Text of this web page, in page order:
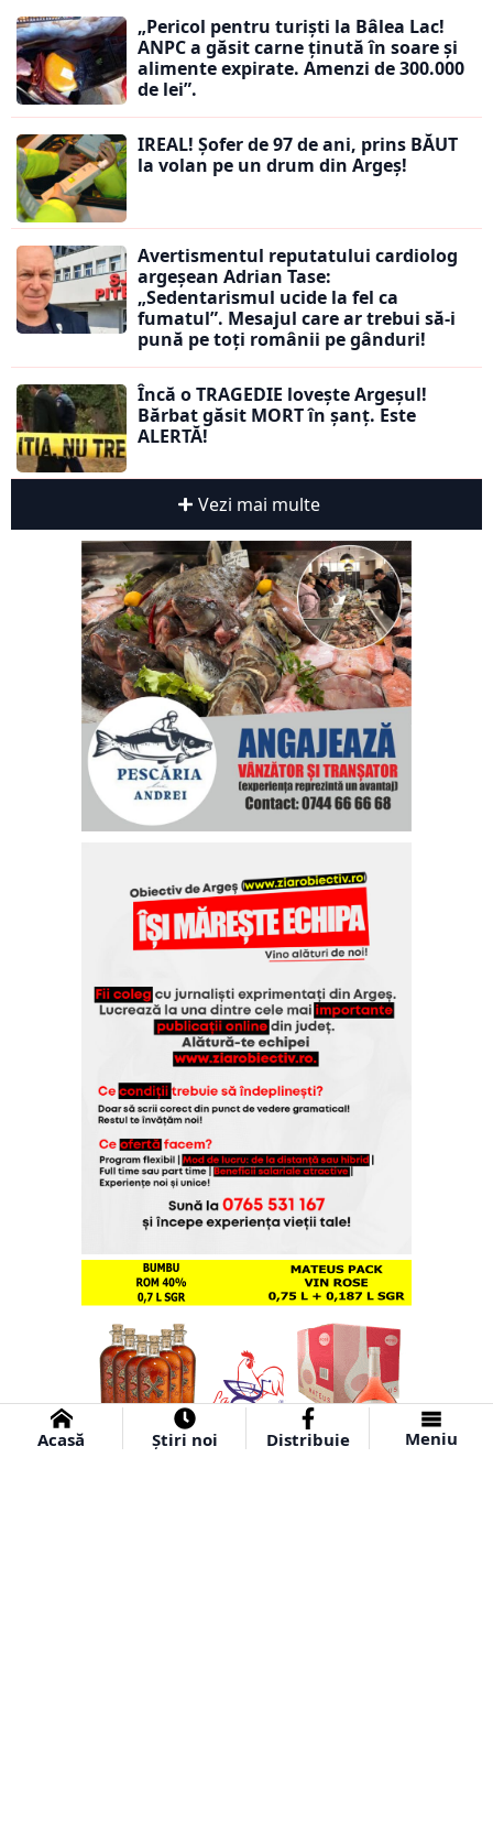
„Pericol pentru turiști la Bâlea Lac!
ANPC a găsit carne ținută în soare și
alimente expirate. Amenzi de 300.000
de lei”.
IREAL! Șofer de 97 de ani, prins BĂUT
la volan pe un drum din Argeș!
Avertismentul reputatului cardiolog
argeșean Adrian Tase:
„Sedentarismul ucide la fel ca
fumatul”. Mesajul care ar trebui să-i
pună pe toți românii pe gânduri!
Încă o TRAGEDIE lovește Argeșul!
Bărbat găsit MORT în șanț. Este
ALERTĂ!
Vezi mai multe
Acasă Știri noi Distribuie Meniu